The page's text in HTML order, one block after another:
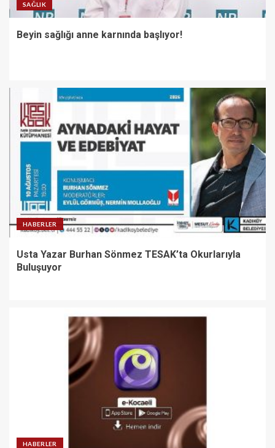
SAĞLIK
Beyin sağlığı anne karnında başlıyor!
HABERLER
Usta Yazar Burhan Sönmez TESAK’ta Okurlarıyla
Buluşuyor
HABERLER